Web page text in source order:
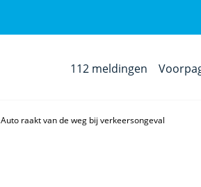
112 meldingen
Auto raakt van de weg bij verkeersongeval